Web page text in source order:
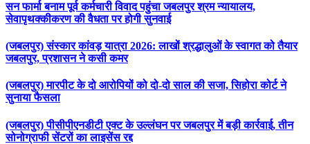
सन फार्मा बनाम पूर्व कर्मचारी विवाद पहुंचा जबलपुर श्रम न्यायालय,
सेवापृथक्कीकरण की वैधता पर होगी सुनवाई
(जबलपुर) संस्कार कांवड़ यात्रा 2026: लाखों श्रद्धालुओं के स्वागत को तैयार
जबलपुर, प्रशासन ने कसी कमर
(जबलपुर) मारपीट के दो आरोपियों को दो-दो साल की सजा, सिहोरा कोर्ट ने
सुनाया फैसला
(जबलपुर) पीसीपीएनडीटी एक्ट के उल्लंघन पर जबलपुर में बड़ी कार्रवाई, तीन
सोनोग्राफी सेंटरों का लाइसेंस रद्द